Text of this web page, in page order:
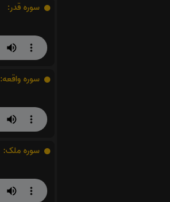
سوره قدر:
سوره واقعه:
سوره ملک: